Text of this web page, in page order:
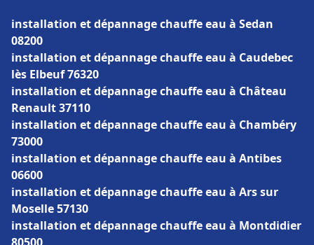
installation et dépannage chauffe eau à Sedan
08200
installation et dépannage chauffe eau à Caudebec
lès Elbeuf 76320
installation et dépannage chauffe eau à Château
Renault 37110
installation et dépannage chauffe eau à Chambéry
73000
installation et dépannage chauffe eau à Antibes
06600
installation et dépannage chauffe eau à Ars sur
Moselle 57130
installation et dépannage chauffe eau à Montdidier